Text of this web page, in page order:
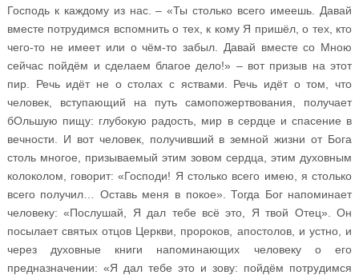
Господь к каждому из нас. – «Ты столько всего имеешь. Давай
вместе потрудимся вспомнить о тех, к кому Я пришёл, о тех, кто
чего-то не имеет или о чём-то забыл. Давай вместе со Мною
сейчас пойдём и сделаем благое дело!» – вот призыв на этот
пир. Речь идёт не о столах с яствами. Речь идёт о том, что
человек, вступающий на путь самопожертвования, получает
бОльшую пищу: глубокую радость, мир в сердце и спасение в
вечности. И вот человек, получивший в земной жизни от Бога
столь многое, призываемый этим зовом сердца, этим духовным
колоколом, говорит: «Господи! Я столько всего имею, я столько
всего получил… Оставь меня в покое». Тогда Бог напоминает
человеку: «Послушай, Я дал тебе всё это, Я твой Отец». Он
посылает святых отцов Церкви, пророков, апостолов, и устно, и
через духовные книги напоминающих человеку о его
предназначении: «Я дал тебе это и зову: пойдём потрудимся